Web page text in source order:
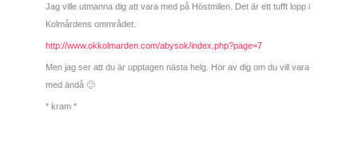
Jag ville utmanna dig att vara med på Höstmilen. Det är ett tufft lopp i
Kolmårdens ommrådet.
http://www.okkolmarden.com/abysok/index.php?page=7
Men jag ser att du är upptagen nästa helg. Hör av dig om du vill vara
med ändå 🙂
* kram *